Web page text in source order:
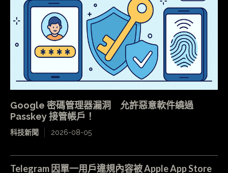
Google 密碼管理器漏洞 允許惡意軟件繞過
Passkey 接管帳戶！
科技新聞 2026-08-05
Telegram 因單一用戶違規內容被 Apple App Store